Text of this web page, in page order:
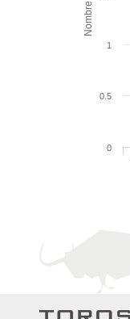
Nombre
0
0.5
1